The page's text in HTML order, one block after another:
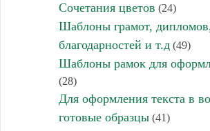
Сочетания цветов (24)
Шаблоны грамот,
благодарностей и т.д(49)
Шаблоны рамок для
(28)
Для оформления текста в
готовые образцы(41)